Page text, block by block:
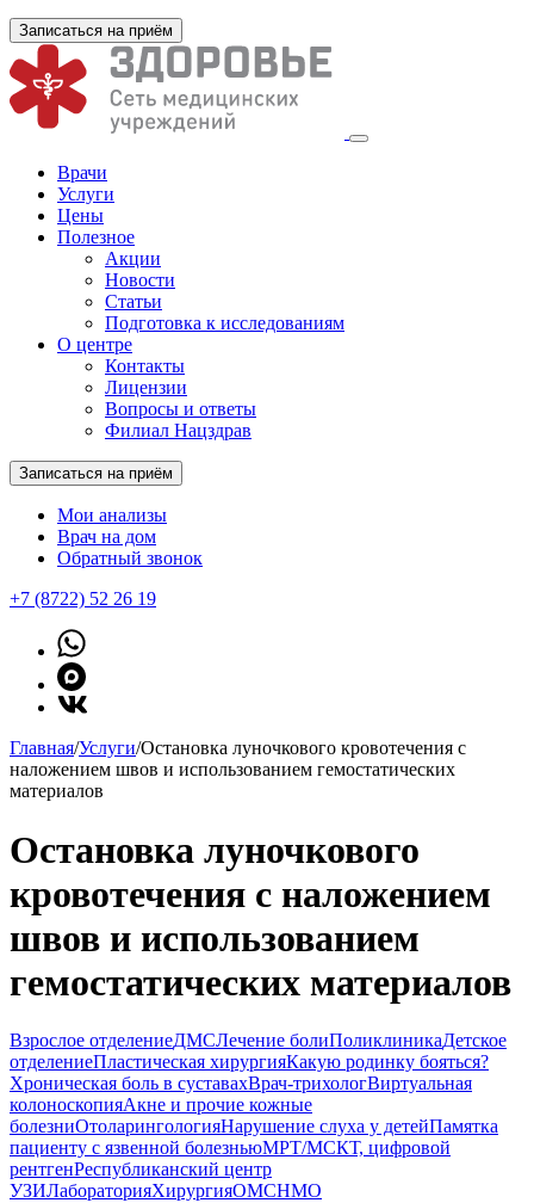
Записаться на приём
Врачи
Услуги
Цены
Полезное
Акции
Новости
Статьи
Подготовка к исследованиям
О центре
Контакты
Лицензии
Вопросы и ответы
Филиал Нацздрав
Записаться на приём
Мои анализы
Врач на дом
Обратный звонок
+7 (8722) 52 26 19
Главная/Услуги/Остановка луночкового кровотечения с
наложением швов и использованием гемостатических
материалов
Остановка луночкового
кровотечения с наложением
швов и использованием
гемостатических материалов
Взрослое отделениеДМСЛечение болиПоликлиникаДетское
отделениеПластическая хирургияКакую родинку бояться?
Хроническая боль в суставахВрач-трихологВиртуальная
колоноскопияАкне и прочие кожные
болезниОтоларингологияНарушение слуха у детейПамятка
пациенту с язвенной болезньюМРТ/МСКТ, цифровой
рентгенРеспубликанский центр
УЗИЛабораторияХирургияОМСНМО